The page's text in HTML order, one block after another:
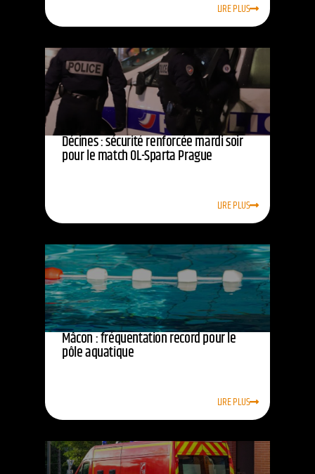
LIRE PLUS
Décines : sécurité renforcée mardi soir
pour le match OL-Sparta Prague
LIRE PLUS
Mâcon : fréquentation record pour le
pôle aquatique
LIRE PLUS